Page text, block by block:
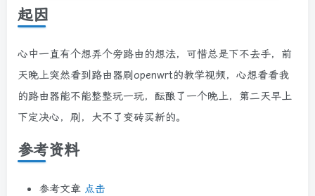
起因
心中一直有个想弄个旁路由的想法，可惜总是下不去手，前
天晚上突然看到路由器刷openwrt的教学视频，心想看看我
的路由器能不能整整玩一玩，酝酿了一个晚上，第二天早上
下定决心，刷，大不了变砖买新的。
参考资料
参考文章 点击